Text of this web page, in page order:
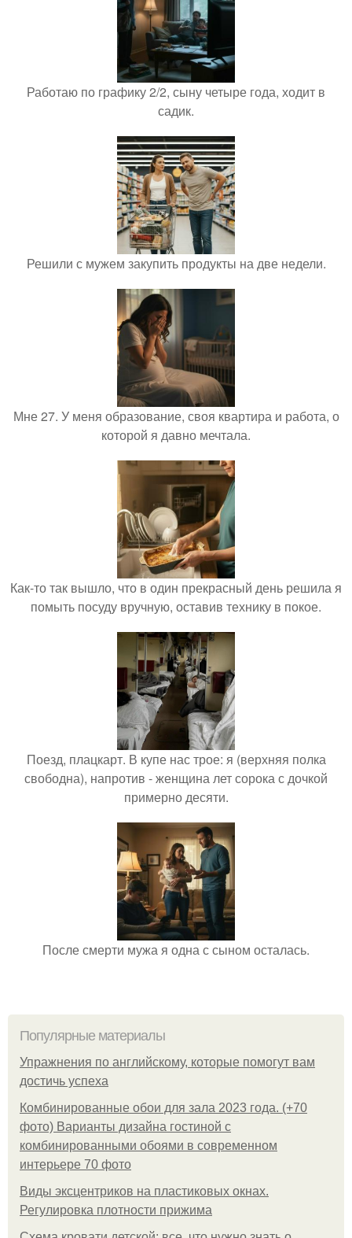
Работаю по графику 2/2, сыну четыре года, ходит в
садик.
Решили с мужем закупить продукты на две недели.
Мне 27. У меня образование, своя квартира и работа, о
которой я давно мечтала.
Как-то так вышло, что в один прекрасный день решила я
помыть посуду вручную, оставив технику в покое.
Поезд, плацкарт. В купе нас трое: я (верхняя полка
свободна), напротив - женщина лет сорока с дочкой
примерно десяти.
После смерти мужа я одна с сыном осталась.
Популярные материалы
Упражнения по английскому, которые помогут вам
достичь успеха
Комбинированные обои для зала 2023 года. (+70
фото) Варианты дизайна гостиной с
комбинированными обоями в современном
интерьере 70 фото
Виды эксцентриков на пластиковых окнах.
Регулировка плотности прижима